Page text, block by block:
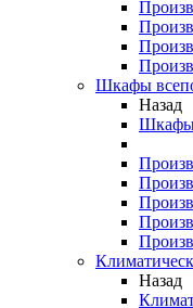
Шкафы
Назад
Шкафы
Назад